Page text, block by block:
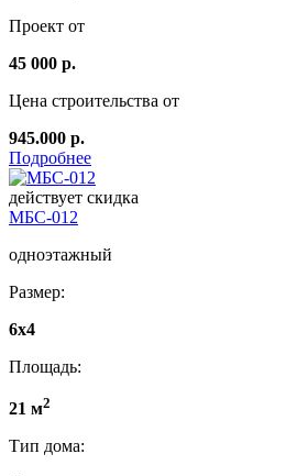
Проект от
45 000 р.
Цена строительства от
945.000 р.
Подробнее
действует скидка
МБС-012
одноэтажный
Размер:
6х4
Площадь:
21 м2
Тип дома: